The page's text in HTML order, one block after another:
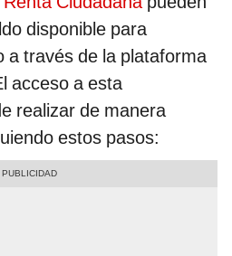
disponible para
a través de la plataforma
acceso a esta
realizar de manera
estos pasos: